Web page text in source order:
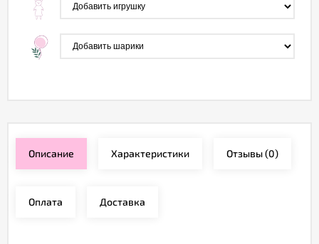
Описание Характеристики Отзывы(0)
Оплата Доставка